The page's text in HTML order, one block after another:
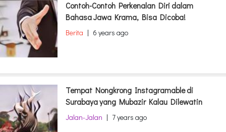
Contoh-Contoh Perkenalan Diri dalam
Bahasa Jawa Krama, Bisa Dicoba!
Berita | 6 years ago
Tempat Nongkrong Instagramable di
Surabaya yang Mubazir Kalau Dilewatin
Jalan-Jalan | 7 years ago